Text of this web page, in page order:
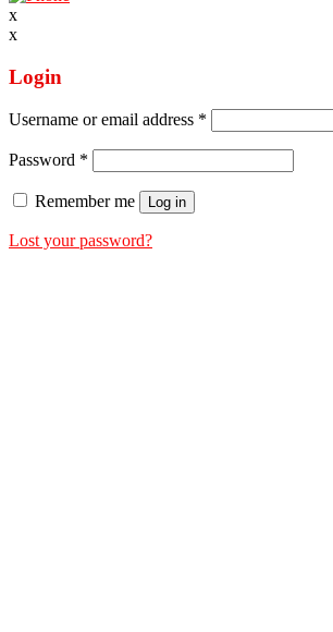
x
x
Login
Username or email address *
Password *
Remember me Log in
Lost your password?